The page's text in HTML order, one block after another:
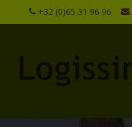
+32 (0)65 31 96 96